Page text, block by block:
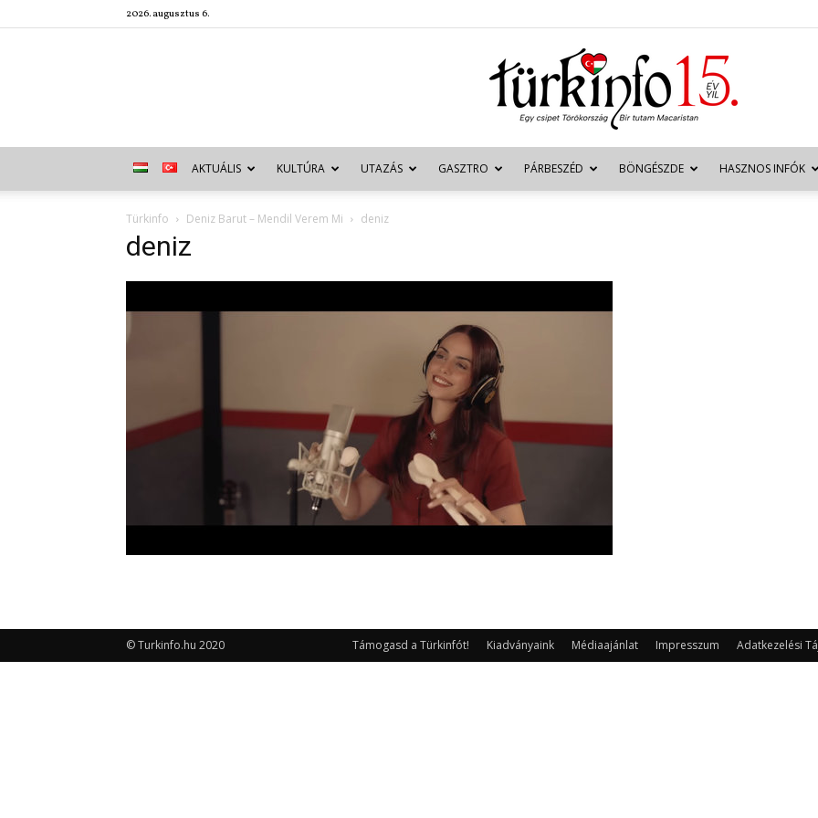
2026. augusztus 6.
Türkinfo
AKTUÁLIS KULTÚRA UTAZÁS GASZTRO PÁRBESZÉD BÖNGÉSZDE HASZNOS INFÓK
Türkinfo Deniz Barut – Mendil Verem Mi deniz
deniz
Támogasd a Türkinfót! Kiadványaink Médiaajánlat Impresszum Adatkezelési
© Turkinfo.hu 2020